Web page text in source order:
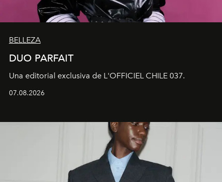
BELLEZA
DUO PARFAIT
Una editorial exclusiva de L'OFFICIEL CHILE 037.
07.08.2026